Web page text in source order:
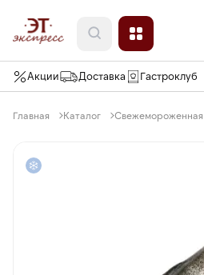
Акции Доставка Гастроклуб
Главная Каталог